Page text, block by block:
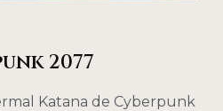
2077
Katana de Cyberpunk